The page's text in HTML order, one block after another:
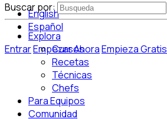
English
Español
EntrarEmpezar AhoraEmpieza Gratis
Buscar por:
Explora
Cursos
Recetas
Técnicas
Chefs
Para Equipos
Comunidad